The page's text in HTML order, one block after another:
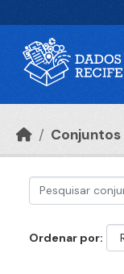
Ordenar por